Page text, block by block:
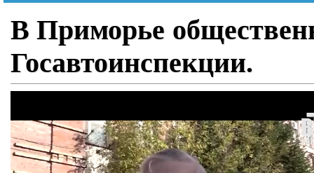
В Приморье
Госавтоинспекции.